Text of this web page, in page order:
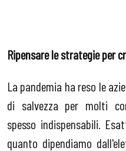
Ripensare le strategie per
La pandemia ha reso le
di salvezza per molti
spesso indispensabili.
quanto dipendiamo